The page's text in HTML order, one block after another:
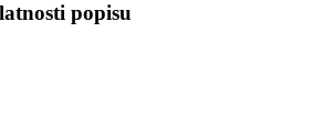
popisu